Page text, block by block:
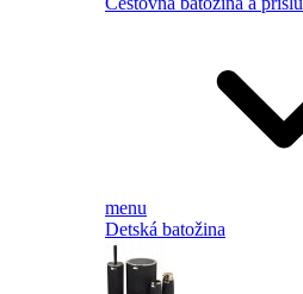
menu
Detská batožina